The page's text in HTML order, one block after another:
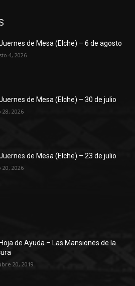
de Mesa (Elche) – 6 de agosto
4, 2026
de Mesa (Elche) – 30 de julio
28, 2026
de Mesa (Elche) – 23 de julio
20, 2026
Hoja de Ayuda – Las Mansiones de la
20, 2019